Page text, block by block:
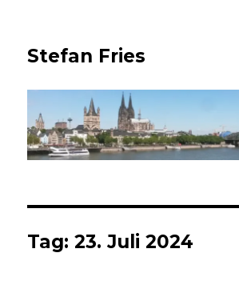
Stefan Fries
Tag:23. Juli 2024